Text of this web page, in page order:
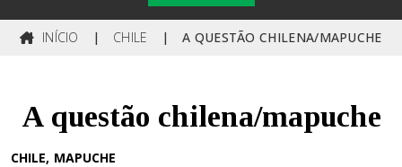
INÍCIO | CHILE | A QUESTÃO CHILENA/MAPUCHE
A questão chilena/mapuche
CHILE MAPUCHE